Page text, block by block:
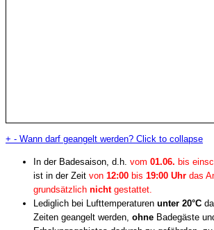
+ - Wann darf geangelt werden? Click to collapse
In der Badesaison, d.h. vom 01.06. bis
ist in der Zeit von 12:00 bis 19:00 Uhr das
grundsätzlich nichtgestattet.
Lediglich bei Lufttemperaturen unter 20°C
Zeiten geangelt werden, ohne Badegäste